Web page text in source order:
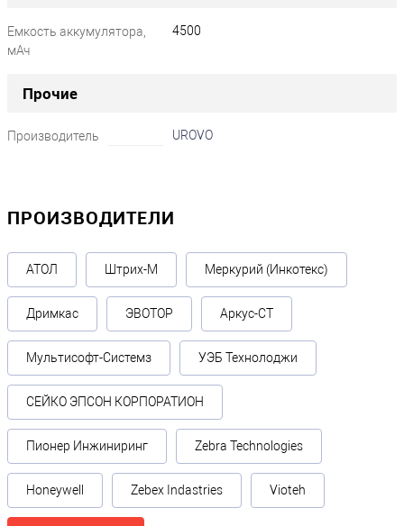
Емкость аккумулятора,
мАч
4500
Прочие
Производитель UROVO
ПРОИЗВОДИТЕЛИ
АТОЛ Штрих-М Меркурий (Инкотекс)
Дримкас ЭВОТОР Аркус-СТ
Мультисофт-Системз УЭБ Технолоджи
СЕЙКО ЭПСОН КОРПОРАТИОН
Пионер Инжиниринг Zebra Technologies
Honeywell Zebex Indastries Vioteh